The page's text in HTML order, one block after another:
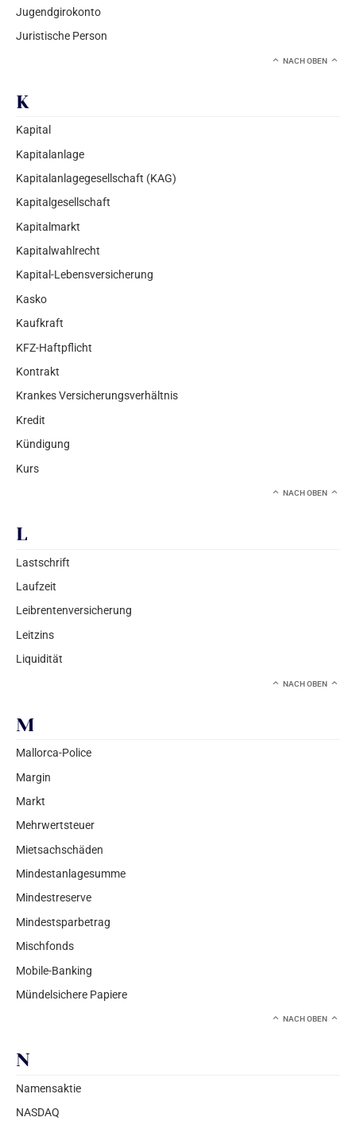
Jugendgirokonto
Juristische Person
NACH OBEN
K
Kapital
Kapitalanlage
Kapitalanlagegesellschaft (KAG)
Kapitalgesellschaft
Kapitalmarkt
Kapitalwahlrecht
Kapital-Lebensversicherung
Kasko
Kaufkraft
KFZ-Haftpflicht
Kontrakt
Krankes Versicherungsverhältnis
Kredit
Kündigung
Kurs
NACH OBEN
L
Lastschrift
Laufzeit
Leibrentenversicherung
Leitzins
Liquidität
NACH OBEN
M
Mallorca-Police
Margin
Markt
Mehrwertsteuer
Mietsachschäden
Mindestanlagesumme
Mindestreserve
Mindestsparbetrag
Mischfonds
Mobile-Banking
Mündelsichere Papiere
NACH OBEN
N
Namensaktie
NASDAQ